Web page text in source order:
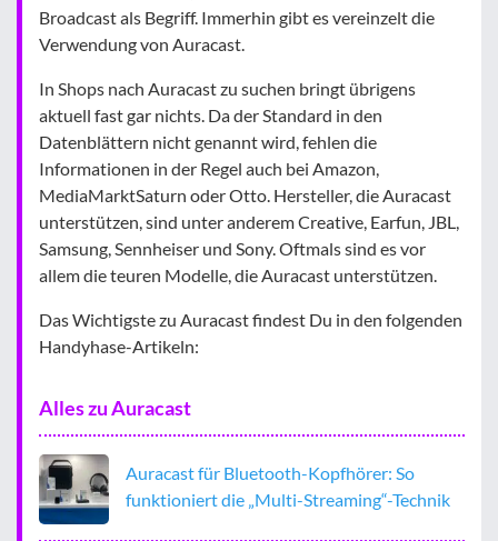
Broadcast als Begriff. Immerhin gibt es vereinzelt die
Verwendung von Auracast.
In Shops nach Auracast zu suchen bringt übrigens
aktuell fast gar nichts. Da der Standard in den
Datenblättern nicht genannt wird, fehlen die
Informationen in der Regel auch bei Amazon,
MediaMarktSaturn oder Otto. Hersteller, die Auracast
unterstützen, sind unter anderem Creative, Earfun, JBL,
Samsung, Sennheiser und Sony. Oftmals sind es vor
allem die teuren Modelle, die Auracast unterstützen.
Das Wichtigste zu Auracast findest Du in den folgenden
Handyhase-Artikeln:
Alles zu Auracast
Auracast für Bluetooth-Kopfhörer: So
funktioniert die „Multi-Streaming“-Technik